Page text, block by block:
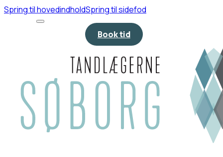
Spring til hovedindholdSpring til sidefod
Book tid